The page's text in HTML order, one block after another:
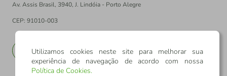
Av. Assis Brasil, 3940, J. Lindóia - Porto Alegre
CEP: 91010-003
EN
Utilizamos cookies neste site para melhorar sua
experiência de navegação de acordo com nossa
Política de Cookies.